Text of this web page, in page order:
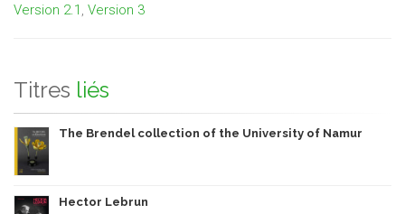
Version 2.1 Version 3
Titres liés
The Brendel collection of the University of Namur
Hector Lebrun